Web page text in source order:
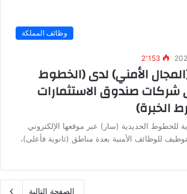
وظائف المملكة
2٬153
الأمني) لدى (الخطوط
شركات صندوق الاستثمارات
الخبرة)
للخطوط الحديدية (سار) عبر موقعها الإلكتروني
للوظائف الأمنية بعدة مناطق (ثانوية فأعلى)،
الصفحة التالية